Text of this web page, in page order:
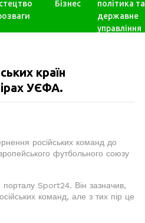
Бізнес
політика та
державне
управління
країн
УЄФА.
російських команд до
футбольного союзу
Sport24. Він зазначив,
команд, але з тих пір це